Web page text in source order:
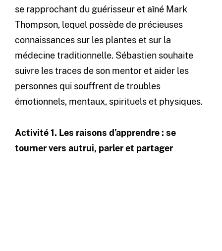
se rapprochant du guérisseur et aîné Mark
Thompson, lequel possède de précieuses
connaissances sur les plantes et sur la
médecine traditionnelle. Sébastien souhaite
suivre les traces de son mentor et aider les
personnes qui souffrent de troubles
émotionnels, mentaux, spirituels et physiques.
Activité 1. Les raisons d’apprendre : se
tourner vers autrui, parler et partager